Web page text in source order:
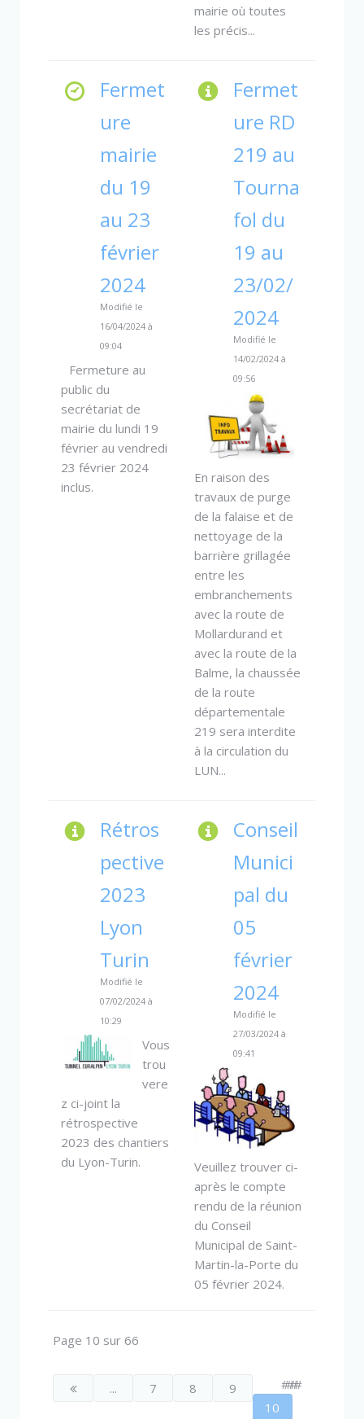
mairie où toutes
les précis...
Fermet
ure
mairie
du 19
au 23
février
2024
Modifié le
16/04/2024 à
09:04
Fermeture au
public du
secrétariat de
mairie du lundi 19
février au vendredi
23 février 2024
inclus.
Fermet
ure RD
219 au
Tourna
fol du
19 au
23/02/
2024
Modifié le
14/02/2024 à
09:56
En raison des
travaux de purge
de la falaise et de
nettoyage de la
barrière grillagée
entre les
embranchements
avec la route de
Mollardurand et
avec la route de la
Balme, la chaussée
de la route
départementale
219 sera interdite
à la circulation du
LUN...
Rétros
pective
2023
Lyon
Turin
Modifié le
07/02/2024 à
10:29
Vous
trou
vere
z ci-joint la
rétrospective
2023 des chantiers
du Lyon-Turin.
Conseil
Munici
pal du
05
février
2024
Modifié le
27/03/2024 à
09:41
Veuillez trouver ci-
après le compte
rendu de la réunion
du Conseil
Municipal de Saint-
Martin-la-Porte du
05 février 2024.
Page 10 sur 66
... 7 8
9
10
####